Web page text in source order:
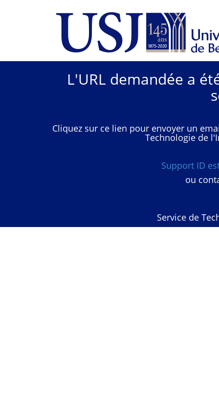
L'URL demandée a
Cliquez sur ce lien pour envoyer un
Technologie de
Support ID
ou
Service de